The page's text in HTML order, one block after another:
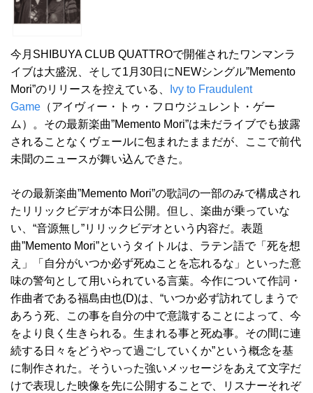
今月SHIBUYA CLUB QUATTROで開催されたワンマンラ
イブは大盛況、そして1月30日にNEWシングル”Memento
Mori”のリリースを控えている、
Ivy to Fraudulent
Game （アイヴィー・トゥ・フロウジュレント・ゲー
ム）。その最新楽曲”Memento Mori”は未だライブでも披露
されることなくヴェールに包まれたままだが、ここで前代
未聞のニュースが舞い込んできた。
その最新楽曲”Memento Mori”の歌詞の一部のみで構成され
たリリックビデオが本日公開。但し、楽曲が乗っていな
い、“音源無し”リリックビデオという内容だ。表題
曲”Memento Mori”というタイトルは、ラテン語で「死を想
え」「自分がいつか必ず死ぬことを忘れるな」といった意
味の警句として用いられている言葉。今作について作詞・
作曲者である福島由也(D)は、“いつか必ず訪れてしまうで
あろう死、この事を自分の中で意識することによって、今
をより良く生きられる。生まれる事と死ぬ事。その間に連
続する日々をどうやって過ごしていくか”という概念を基
に制作された。そういった強いメッセージをあえて文字だ
けで表現した映像を先に公開することで、リスナーそれぞ